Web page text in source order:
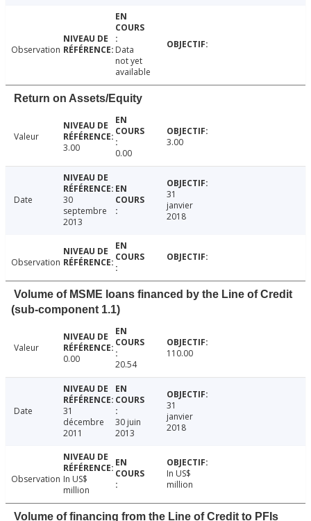
Observation
Data
not yet
available
Return on Assets/Equity
Valeur
3.00
0.00
3.00
Date
30
septembre
2013
31
janvier
2018
Observation
Volume of MSME loans financed by the Line of Credit
(sub-component 1.1)
Valeur
0.00
20.54
110.00
Date
31
décembre
2011
30 juin
2013
31
janvier
2018
Observation In US$
million
In US$
million
Volume of financing from the Line of Credit to PFIs